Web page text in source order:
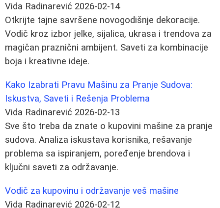
Vida Radinarević 2026-02-14
Otkrijte tajne savršene novogodišnje dekoracije.
Vodič kroz izbor jelke, sijalica, ukrasa i trendova za
magičan praznični ambijent. Saveti za kombinacije
boja i kreativne ideje.
Kako Izabrati Pravu Mašinu za Pranje Sudova:
Iskustva, Saveti i Rešenja Problema
Vida Radinarević 2026-02-13
Sve što treba da znate o kupovini mašine za pranje
sudova. Analiza iskustava korisnika, rešavanje
problema sa ispiranjem, poređenje brendova i
ključni saveti za održavanje.
Vodič za kupovinu i održavanje veš mašine
Vida Radinarević 2026-02-12